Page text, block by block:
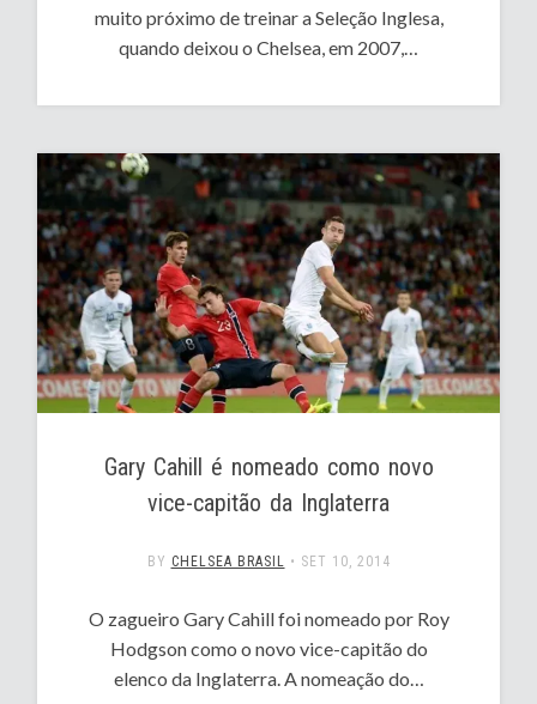
muito próximo de treinar a Seleção Inglesa,
quando deixou o Chelsea, em 2007,…
Gary Cahill é nomeado como novo
vice-capitão da Inglaterra
BY CHELSEA BRASIL • SET 10, 2014
O zagueiro Gary Cahill foi nomeado por Roy
Hodgson como o novo vice-capitão do
elenco da Inglaterra. A nomeação do…